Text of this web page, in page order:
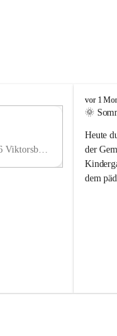
VHauptstraße 36, 6836 Viktorsberg, AUT
V
i
t
o
r
s
vor 1
🌞
Heute
der
dem